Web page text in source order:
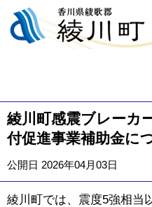
綾川町感震ブレーカ
付促進事業補助金に
公開日 2026年04月03日
綾川町では、震度5強相当